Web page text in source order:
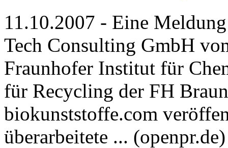
11.10.2007 - Eine
Tech Consulting GmbH
Fraunhofer Institut für
für Recycling der FH
biokunststoffe.com
überarbeitete ...